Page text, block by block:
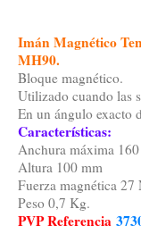
Imán Magnético
MH90.
Bloque magnético.
Utilizado cuando las
En un ángulo exacto
Características:
Anchura máxima
Altura 100 mm
Fuerza magnética 27
Peso 0,7 Kg.
PVP Referencia